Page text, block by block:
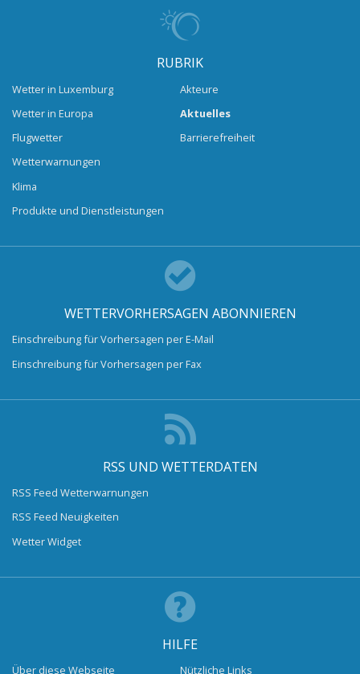
RUBRIK
Wetter in Luxemburg
Wetter in Europa
Flugwetter
Wetterwarnungen
Klima
Produkte und Dienstleistungen
Akteure
Aktuelles
Barrierefreiheit
WETTERVORHERSAGEN ABONNIEREN
Einschreibung für Vorhersagen per E-Mail
Einschreibung für Vorhersagen per Fax
RSS UND WETTERDATEN
RSS Feed Wetterwarnungen
RSS Feed Neuigkeiten
Wetter Widget
HILFE
Über diese Webseite Nützliche Links